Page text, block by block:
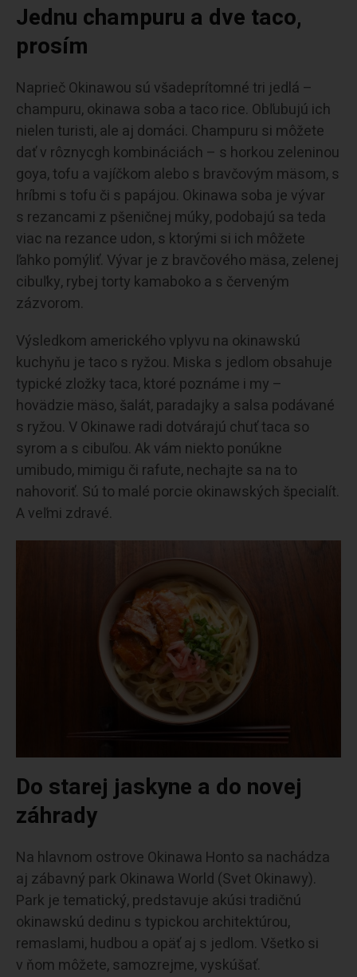
Jednu champuru a dve taco,
prosím
Naprieč Okinawou sú všadeprítomné tri jedlá –
champuru, okinawa soba a taco rice. Obľubujú ich
nielen turisti, ale aj domáci. Champuru si môžete
dať v rôznycgh kombináciách – s horkou zeleninou
goya, tofu a vajíčkom alebo s bravčovým mäsom, s
hríbmi s tofu či s papájou. Okinawa soba je vývar
s rezancami z pšeničnej múky, podobajú sa teda
viac na rezance udon, s ktorými si ich môžete
ľahko pomýliť. Vývar je z bravčového mäsa, zelenej
cibuľky, rybej torty kamaboko a s červeným
zázvorom.
Výsledkom amerického vplyvu na okinawskú
kuchyňu je taco s ryžou. Miska s jedlom obsahuje
typické zložky taca, ktoré poznáme i my –
hovädzie mäso, šalát, paradajky a salsa podávané
s ryžou. V Okinawe radi dotvárajú chuť taca so
syrom a s cibuľou. Ak vám niekto ponúkne
umibudo, mimigu či rafute, nechajte sa na to
nahovoriť. Sú to malé porcie okinawských špecialít.
A veľmi zdravé.
Do starej jaskyne a do novej
záhrady
Na hlavnom ostrove Okinawa Honto sa nachádza
aj zábavný park Okinawa World (Svet Okinawy).
Park je tematický, predstavuje akúsi tradičnú
okinawskú dedinu s typickou architektúrou,
remaslami, hudbou a opäť aj s jedlom. Všetko si
v ňom môžete, samozrejme, vyskúšať.